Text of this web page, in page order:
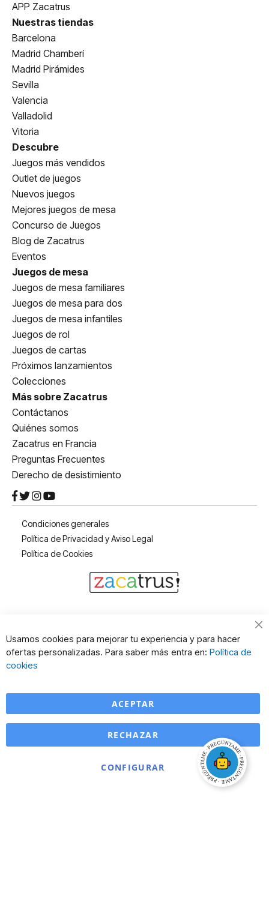
APP Zacatrus
Nuestras tiendas
Barcelona
Madrid Chamberí
Madrid Pirámides
Sevilla
Valencia
Valladolid
Vitoria
Descubre
Juegos más vendidos
Outlet de juegos
Nuevos juegos
Mejores juegos de mesa
Concurso de Juegos
Blog de Zacatrus
Eventos
Juegos de mesa
Juegos de mesa familiares
Juegos de mesa para dos
Juegos de mesa infantiles
Juegos de rol
Juegos de cartas
Próximos lanzamientos
Colecciones
Más sobre Zacatrus
Contáctanos
Quiénes somos
Zacatrus en Francia
Preguntas Frecuentes
Derecho de desistimiento
Condiciones generales
Política de Privacidad y Aviso Legal
Política de Cookies
Usamos cookies para mejorar tu experiencia y para hacer
ofertas personalizadas. Para saber más entra en: Política de
cookies
ACEPTAR
CONFIGURAR
RECHAZAR